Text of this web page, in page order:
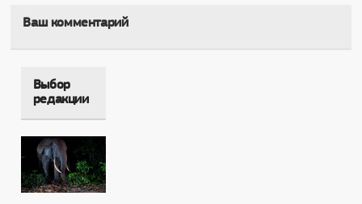
Ваш комментарий
Выбор
редакции